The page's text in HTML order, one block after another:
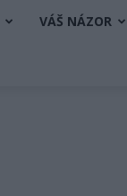
VÁŠ NÁZOR